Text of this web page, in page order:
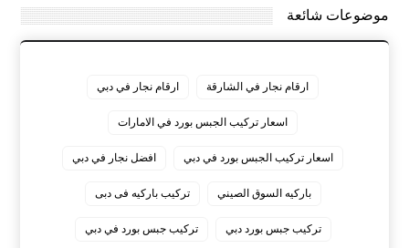
موضوعات شائعة
ارقام نجار في الشارقة ارقام نجار في دبي
اسعار تركيب الجبس بورد في الامارات
اسعار تركيب الجبس بورد في دبي افضل نجار في دبي
باركيه السوق الصيني تركيب باركيه فى دبى
تركيب جبس بورد دبي تركيب جبس بورد في دبي